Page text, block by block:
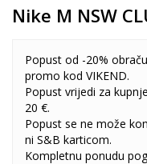
Nike M NSW
Popust od -20%
promo kod VIKEND.
Popust vrijedi za
20 €.
Popust se ne može
ni S&B karticom.
Kompletnu ponudu